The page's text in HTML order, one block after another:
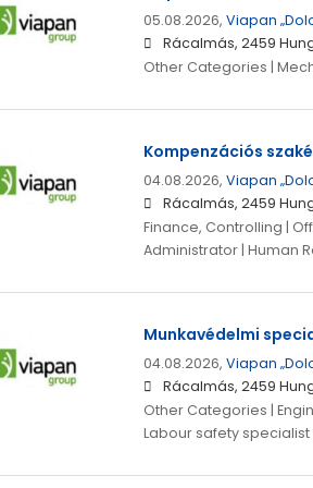
05.08.2026, Viapan
Rácalmás, 2459
Other Categories |
Kompenzációs
04.08.2026, Viapan
Rácalmás, 2459
Finance, Controlling |
Administrator | Human
Munkavédelmi
04.08.2026, Viapan
Rácalmás, 2459
Other Categories |
Labour safety specialist